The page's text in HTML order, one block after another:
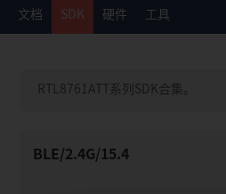
文档 SDK 硬件 工具
RTL8761ATT系列SDK合集。
BLE/​2.4G/​15.4